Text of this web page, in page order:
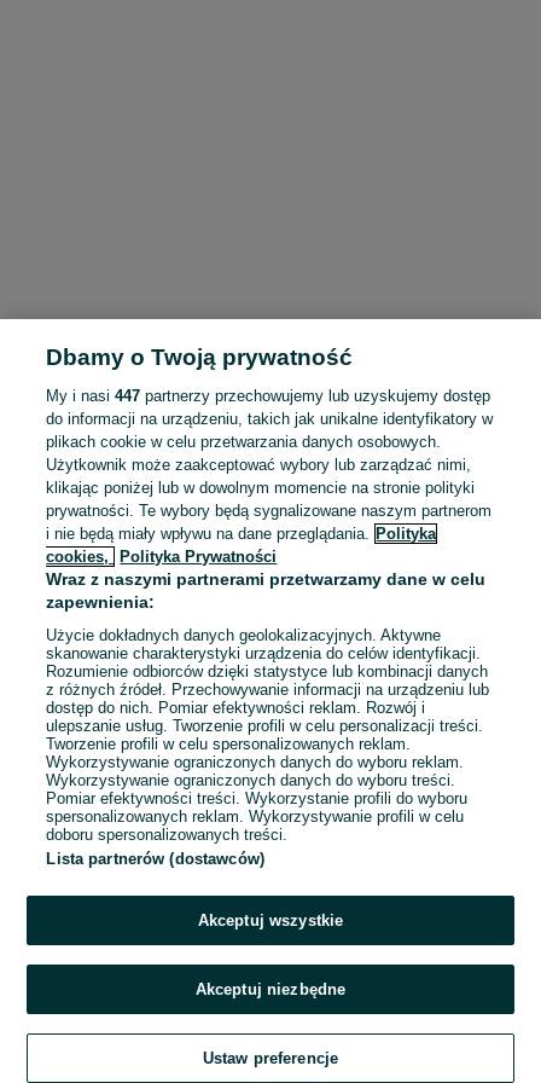
To ogłoszenie nie jest już dostępne
Przejdź na stronę główną
Dbamy o Twoją prywatność
My i nasi447 partnerzy przechowujemy lub uzyskujemy dostęp
do informacji na urządzeniu, takich jak unikalne identyfikatory w
plikach cookie w celu przetwarzania danych osobowych.
Użytkownik może zaakceptować wybory lub zarządzać nimi,
klikając poniżej lub w dowolnym momencie na stronie polityki
prywatności. Te wybory będą sygnalizowane naszym partnerom
i nie będą miały wpływu na dane przeglądania. Polityka
cookies,
Polityka Prywatności
Wraz z naszymi partnerami przetwarzamy dane w celu
zapewnienia:
Użycie dokładnych danych geolokalizacyjnych. Aktywne
skanowanie charakterystyki urządzenia do celów identyfikacji.
Rozumienie odbiorców dzięki statystyce lub kombinacji danych
z różnych źródeł. Przechowywanie informacji na urządzeniu lub
dostęp do nich. Pomiar efektywności reklam. Rozwój i
ulepszanie usług. Tworzenie profili w celu personalizacji treści.
Tworzenie profili w celu spersonalizowanych reklam.
Wykorzystywanie ograniczonych danych do wyboru reklam.
Wykorzystywanie ograniczonych danych do wyboru treści.
Pomiar efektywności treści. Wykorzystanie profili do wyboru
spersonalizowanych reklam. Wykorzystywanie profili w celu
doboru spersonalizowanych treści.
Lista partnerów (dostawców)
Akceptuj wszystkie
Akceptuj niezbędne
Ustaw preferencje